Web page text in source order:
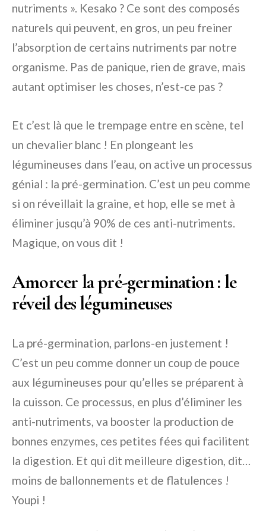
nutriments ». Kesako ? Ce sont des composés
naturels qui peuvent, en gros, un peu freiner
l’absorption de certains nutriments par notre
organisme. Pas de panique, rien de grave, mais
autant optimiser les choses, n’est-ce pas ?
Et c’est là que le trempage entre en scène, tel
un chevalier blanc ! En plongeant les
légumineuses dans l’eau, on active un processus
génial : la pré-germination. C’est un peu comme
si on réveillait la graine, et hop, elle se met à
éliminer jusqu’à 90% de ces anti-nutriments.
Magique, on vous dit !
Amorcer la pré-germination : le
réveil des légumineuses
La pré-germination, parlons-en justement !
C’est un peu comme donner un coup de pouce
aux légumineuses pour qu’elles se préparent à
la cuisson. Ce processus, en plus d’éliminer les
anti-nutriments, va booster la production de
bonnes enzymes, ces petites fées qui facilitent
la digestion. Et qui dit meilleure digestion, dit…
moins de ballonnements et de flatulences !
Youpi !